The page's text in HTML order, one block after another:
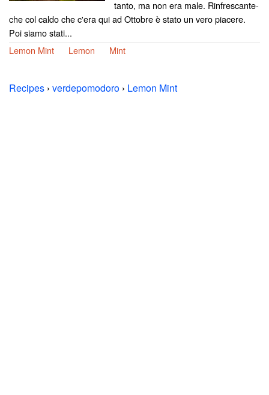
tanto, ma non era male. Rinfrescante-
che col caldo che c'era qui ad Ottobre è stato un vero piacere.
Poi siamo stati...
Lemon Mint
Lemon Mint
Recipes › verdepomodoro › Lemon Mint